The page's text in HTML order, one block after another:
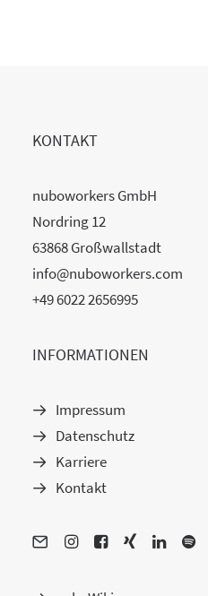
KONTAKT
nuboworkers GmbH
Nordring 12
63868 Großwallstadt
info@nuboworkers.com
+49 6022 2656995
INFORMATIONEN
Impressum
Datenschutz
Karriere
Kontakt